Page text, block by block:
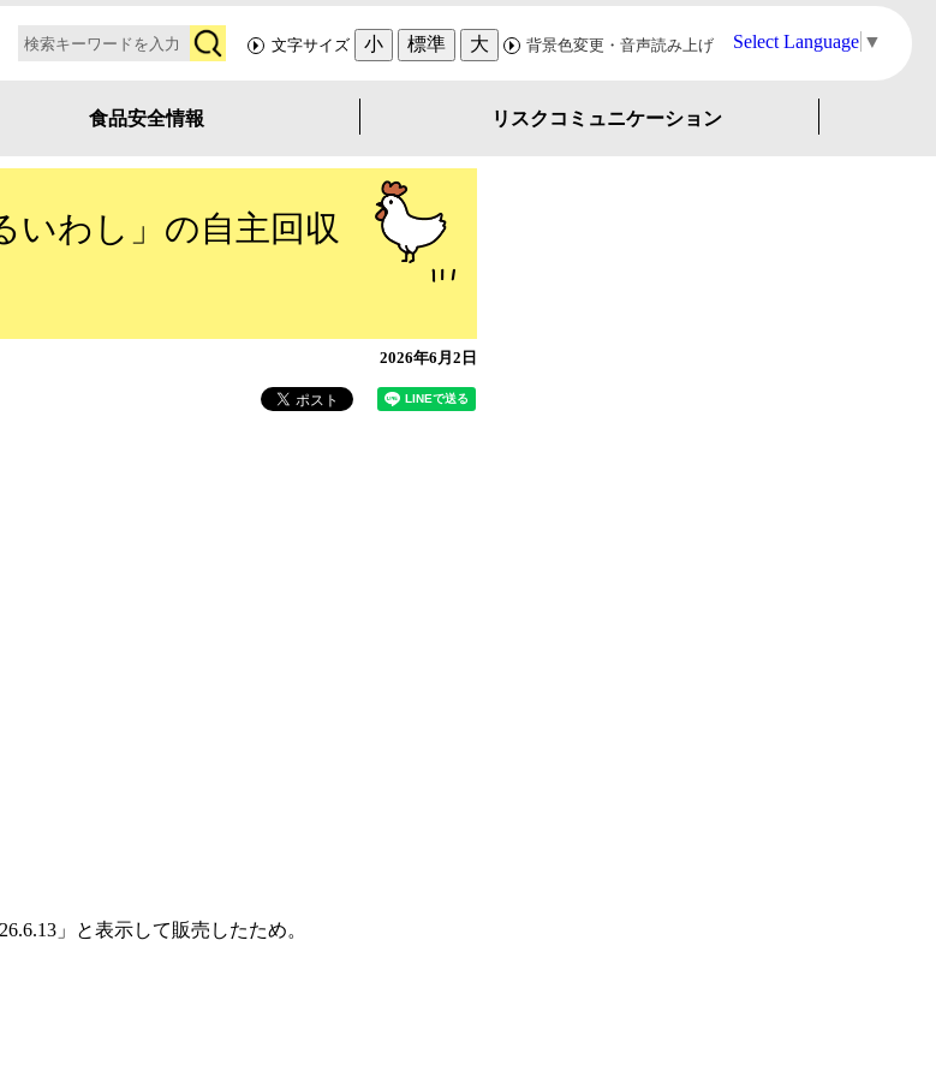
検
索
文字サイズ 小 標準 大 背景色変更・音声読み上げ Select Language ▼
食品安全情報 リスクコミュニケーション
いわし」の自主回収
2026年6月2日
」と表示して販売したため。